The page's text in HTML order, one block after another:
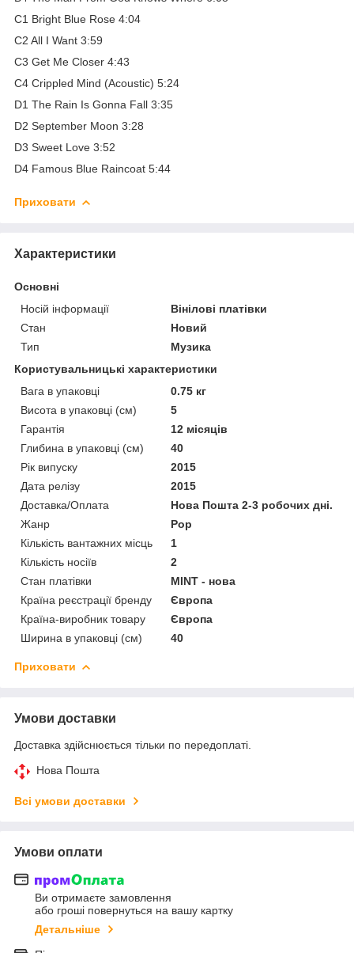
C1 Bright Blue Rose 4:04
C2 All I Want 3:59
C3 Get Me Closer 4:43
C4 Crippled Mind (Acoustic) 5:24
D1 The Rain Is Gonna Fall 3:35
D2 September Moon 3:28
D3 Sweet Love 3:52
D4 Famous Blue Raincoat 5:44
Приховати
Характеристики
Основні
Носій інформації
Вінілові платівки
Стан
Новий
Тип
Музика
Користувальницькі характеристики
Вага в упаковці
0.75 кг
Висота в упаковці (см)
5
Гарантія
12 місяців
Глибина в упаковці (см)
40
Рік випуску
2015
Дата релізу
2015
Доставка/Оплата
Нова Пошта 2-3 робочих дні.
Жанр
Pop
Кількість вантажних місць
1
Кількість носіїв
2
Стан платівки
MINT - нова
Країна реєстрації бренду
Європа
Країна-виробник товару
Європа
Ширина в упаковці (см)
40
Приховати
Умови доставки
Доставка здійснюється тільки по передоплаті.
Нова Пошта
Всі умови доставки
Умови оплати
Ви отримаєте замовлення
або гроші повернуться на вашу картку
Детальніше